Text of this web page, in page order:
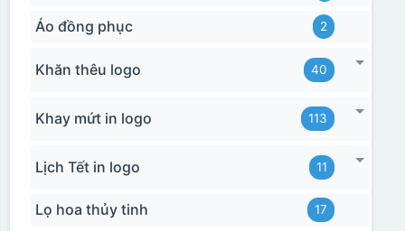
Áo đồng phục 2
Khăn thêu logo 40
Khay mứt in logo 113
Lịch Tết in logo 11
Lọ hoa thủy tinh 17